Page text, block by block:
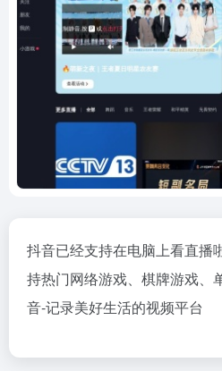
抖音已经支持在电脑上看直播
持热门网络游戏、棋牌游戏、
音-记录美好生活的视频平台